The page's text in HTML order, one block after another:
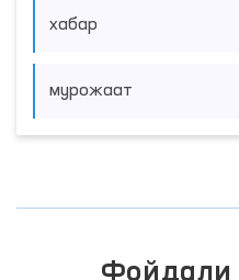
хабар
мурожаат
Фойдали